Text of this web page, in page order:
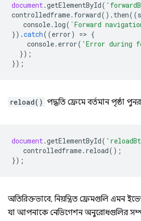
document.getElementById(
controlledframe. forward(). then((
console. log( `Forward
}).catch((error) => {
console. error( 'Error during
});
});
reload() পদ্ধতি ফ্রেমে বর্তমান পৃষ্ঠা
document.getElementById(
controlledframe. reload();
});
অতিরিক্তভাবে, নিয়ন্ত্রিত ফ্রেমগুলি এমন
যা আপনাকে নেভিগেশন অনুরোধগুলির